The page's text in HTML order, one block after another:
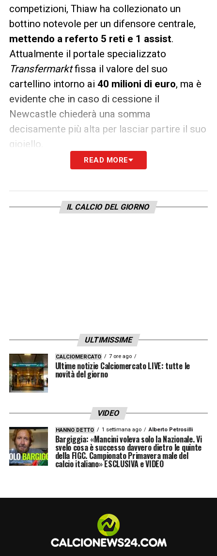
competizioni, Thiaw ha collezionato un
bottino notevole per un difensore centrale,
mettendo a referto 5 reti e 1 assist.
Attualmente il portale specializzato
Transfermarktfissa il valore del suo
cartellino intorno ai 40 milioni di euro, ma è
evidente che in caso di cessione il
Newcastle chiederà una somma
decisamente più alta per lasciar partire il suo
gioiello.
Testa ai playoff di Champions
Voci di mercato a parte, il presente di Thiaw
e del Newcastle èfocalizzato
READ MORE
IL CALCIO DEL GIORNO
ULTIMISSIME
CALCIOMERCATO 7 ore ago
Ultime notizie Calciomercato LIVE: tutte le
novità del giorno
VIDEO
HANNO DETTO 1 settimana ago Alberto Petrosilli
Bargiggia: «Mancini voleva solo la Nazionale. Vi
svelo cosa è successo davvero dietro le quinte
della FIGC. Campionato Primavera male del
calcio italiano» ESCLUSIVA e VIDEO